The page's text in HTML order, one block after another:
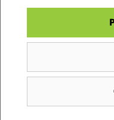
Servisní
K vyzvednutí plně
prověřené servisy.
kola u nich můžete
následný servispo